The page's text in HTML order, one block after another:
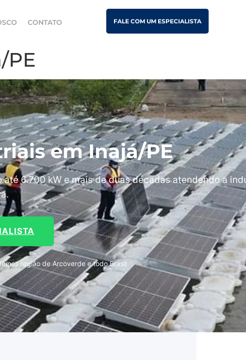
CONTATO FALE COM UM ESPECIALISTA
PE
em Inajá/PE
6.700 kW e mais de duas décadas atendendo a
região de Arcoverde e todo Brasil